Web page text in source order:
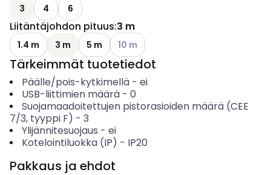
3 4 6
Liitäntäjohdon pituus:3 m
1.4 m 3 m 5 m Katso käytettävissä olevat
10 m
Tärkeimmät tuotetiedot
Päälle/pois-kytkimellä- ei
USB-liittimien määrä- 0
Suojamaadoitettujen pistorasioiden määrä (CEE
7/3, tyyppi F) - 3
Ylijännitesuojaus - ei
Kotelointiluokka (IP) - IP20
Pakkaus ja ehdot